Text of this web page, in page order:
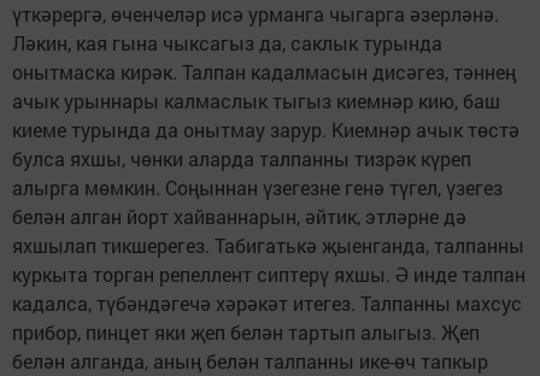
үткәрергә, өченчеләр исә урманга чыгарга әзерләнә.
Ләкин, кая гына чыксагыз да, саклык турында
онытмаска кирәк. Талпан кадалмасын дисәгез, тәннең
ачык урыннары калмаслык тыгыз киемнәр кию, баш
киеме турында да онытмау зарур. Киемнәр ачык төстә
булса яхшы, чөнки аларда талпанны тизрәк күреп
алырга мөмкин. Соңыннан үзегезне генә түгел, үзегез
белән алган йорт хайваннарын, әйтик, этләрне дә
яхшылап тикшерегез. Табигатькә җыенганда, талпанны
куркыта торган репеллент сиптерү яхшы. Ә инде талпан
кадалса, түбәндәгечә хәрәкәт итегез. Талпанны махсус
прибор, пинцет яки җеп белән тартып алыгыз. Җеп
белән алганда, аның белән талпанны ике-өч тапкыр